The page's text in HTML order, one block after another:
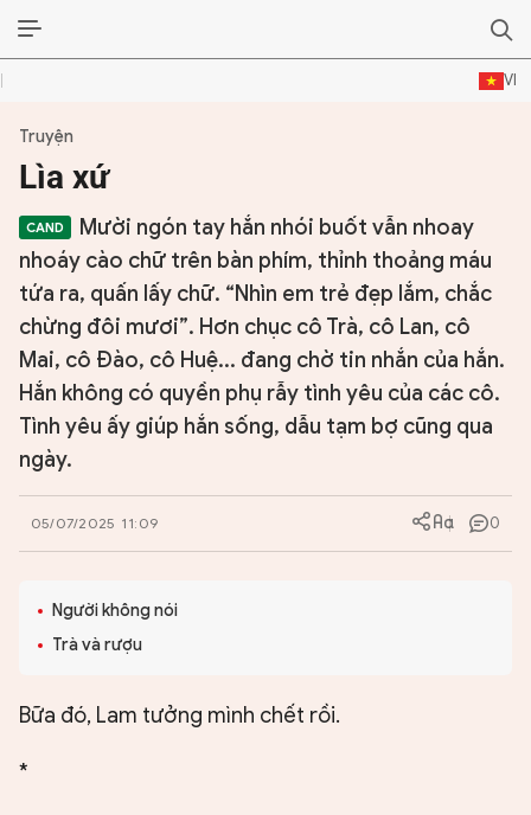
VI
ĐỜI SỐNG VĂN HÓA
LÝ LUẬN
TRUYỀN THỐNG
TRUYỆN
DIỄN ĐÀN
CHUYÊN TRANG
Truyện
Lìa xứ
Mười ngón tay hắn nhói buốt vẫn nhoay
nhoáy cào chữ trên bàn phím, thỉnh thoảng máu
tứa ra, quấn lấy chữ. “Nhìn em trẻ đẹp lắm, chắc
chừng đôi mươi”. Hơn chục cô Trà, cô Lan, cô
Mai, cô Đào, cô Huệ... đang chờ tin nhắn của hắn.
Hắn không có quyền phụ rẫy tình yêu của các cô.
Tình yêu ấy giúp hắn sống, dẫu tạm bợ cũng qua
ngày.
05/07/2025 11:09 0
Người không nói
Trà và rượu
Bữa đó, Lam tưởng mình chết rồi.
*